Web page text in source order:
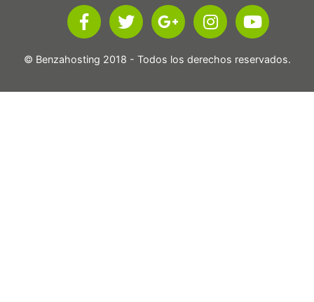
© Benzahosting 2018 - Todos los derechos reservados.